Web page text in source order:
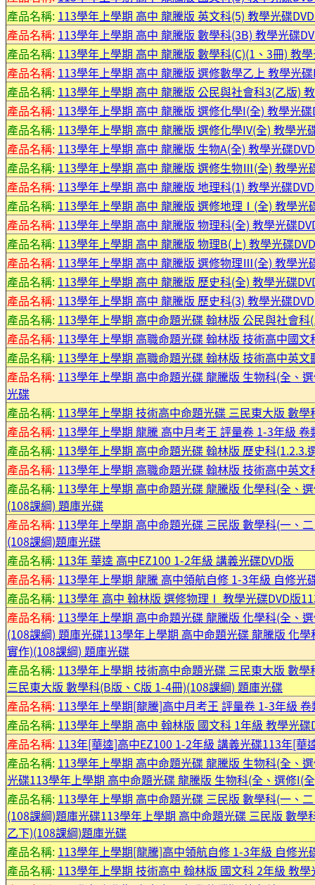
產品名稱: 113學年上學期 高中 龍騰版 英文科(5) 教學光碟
產品名稱: 113學年上學期 高中 龍騰版 數學科(3B) 教學光碟
產品名稱: 113學年上學期 高中 龍騰版 數學科(C)(1、3冊) 教
產品名稱: 113學年上學期 高中 龍騰版 選修數學乙上 教學光碟
產品名稱: 113學年上學期 高中 龍騰版 公民與社會科3(乙版)
產品名稱: 113學年上學期 高中 龍騰版 選修化學I(全) 教學光
產品名稱: 113學年上學期 高中 龍騰版 選修化學IV(全) 教學光
產品名稱: 113學年上學期 高中 龍騰版 生物A(全) 教學光碟
產品名稱: 113學年上學期 高中 龍騰版 選修生物Ⅲ(全) 教學光
產品名稱: 113學年上學期 高中 龍騰版 地理科(1) 教學光碟
產品名稱: 113學年上學期 高中 龍騰版 選修地理Ⅰ(全) 教學光
產品名稱: 113學年上學期 高中 龍騰版 物理科(全) 教學光碟
產品名稱: 113學年上學期 高中 龍騰版 物理B(上) 教學光碟
產品名稱: 113學年上學期 高中 龍騰版 選修物理Ⅲ(全) 教學光
產品名稱: 113學年上學期 高中 龍騰版 歷史科(全) 教學光碟
產品名稱: 113學年上學期 高中 龍騰版 歷史科(3) 教學光碟
產品名稱: 113學年上學期 高中命題光碟 翰林版 公民與社會
產品名稱: 113學年上學期 高職命題光碟 翰林版 技術高中國
產品名稱: 113學年上學期 高職命題光碟 翰林版 技術高中英
產品名稱: 113學年上學期 高中命題光碟 龍騰版 生物科(全、
光碟
產品名稱: 113學年上學期 技術高中命題光碟 三民東大版 數
產品名稱: 113學年上學期 龍騰 高中月考王 評量卷 1-3年級 卷
產品名稱: 113學年上學期 高中命題光碟 翰林版 歷史科
產品名稱: 113學年上學期 高職命題光碟 翰林版 技術高中英
產品名稱: 113學年上學期 高中命題光碟 龍騰版 化學科(全、
(108課綱) 題庫光碟
產品名稱: 113學年上學期 高中命題光碟 三民版 數學科(一、
(108課綱)題庫光碟
產品名稱: 113年 華逵 高中EZ100 1-2年級 講義光碟DVD版
產品名稱: 113學年上學期 龍騰 高中領航自修 1-3年級 自修光
產品名稱: 113學年 高中 翰林版 選修物理Ⅰ 教學光碟DVD版
產品名稱: 113學年上學期 高中命題光碟 龍騰版 化學科(全、
(108課綱) 題庫光碟113學年上學期 高中命題光碟 龍騰版 化
實作)(108課綱) 題庫光碟
產品名稱: 113學年上學期 技術高中命題光碟 三民東大版 數
三民東大版 數學科(B版、C版 1-4冊)(108課綱) 題庫光碟
產品名稱: 113學年上學期[龍騰]高中月考王 評量卷 1-3年級
產品名稱: 113學年上學期 高中 翰林版 國文科 1年級 教學光
產品名稱: 113年[華逵]高中EZ100 1-2年級 講義光碟113年[華
產品名稱: 113學年上學期 高中命題光碟 龍騰版 生物科(全、
光碟113學年上學期 高中命題光碟 龍騰版 生物科(全、選修I(
產品名稱: 113學年上學期 高中命題光碟 三民版 數學科(一、
(108課綱)題庫光碟113學年上學期 高中命題光碟 三民版 數
乙下)(108課綱)題庫光碟
產品名稱: 113學年上學期[龍騰]高中領航自修 1-3年級 自修
產品名稱: 113學年上學期 技術高中 翰林版 國文科 2年級 教學